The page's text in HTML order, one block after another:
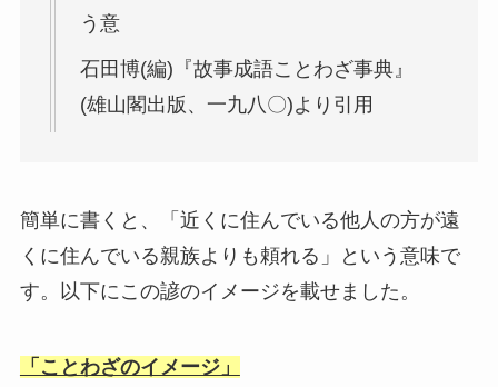
う意
石田博(編)『故事成語ことわざ事典』
(雄山閣出版、一九八〇)より引用
簡単に書くと、「近くに住んでいる他人の方が遠
くに住んでいる親族よりも頼れる」という意味で
す。以下にこの諺のイメージを載せました。
「ことわざのイメージ」